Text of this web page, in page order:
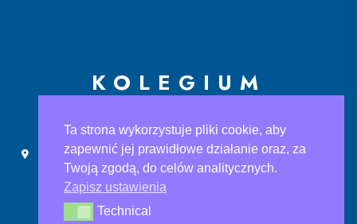
KOLEGIUM
Ślusarska 9, 30-710 Kraków
sekretariat@ke.edu.pl
+48 733 883 121
Ta strona wykorzystuje pliki cookie, aby
zapewnić jej prawidłowe działanie oraz, za
Twoją zgodą, do celów analitycznych.
Zapisz ustawienia
TechnicalTechnical